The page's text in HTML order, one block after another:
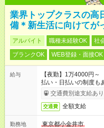
業界トップクラスの高
備＊新生活に向けてが
アルバイト 職種未経験OK 社
ブランクOK
WEB登録・面接OK
給与
【夜勤】1万4000円
払い・日払いの制度も
交通費別途支給あり
交通費 全額支給
勤務地
東京都小金井市